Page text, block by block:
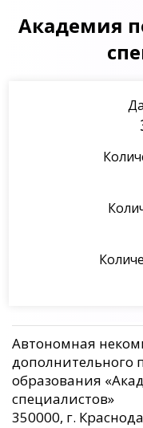
Академия
Автономная
дополнительного
образования
специалистов»
350000, г.